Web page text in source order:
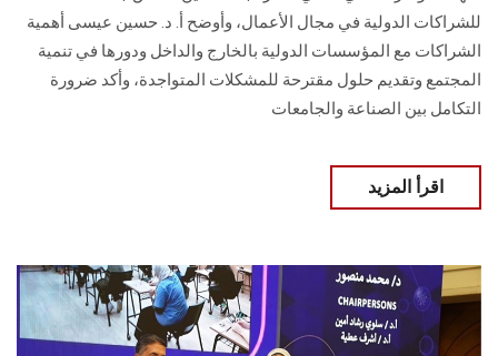
للشراكات الدولية ‏في مجال الأعمال، وأوضح أ. د. حسين عيسى أهمية
الشراكات مع المؤسسات الدولية بالخارج والداخل ودورها ‏في تنمية
المجتمع وتقديم حلول مقترحة للمشكلات المتواجدة، وأكد ضرورة
التكامل ‏بين الصناعة والجامعات‎‎
اقرأ المزيد